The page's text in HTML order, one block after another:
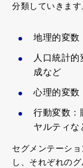
分類していきます
地理的変数
人口統計
成など
心理的変数
行動変数：
ヤルティな
セグメンテーシ
し、それぞれの